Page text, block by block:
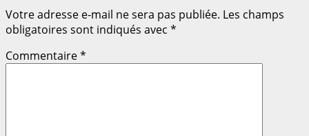
Votre adresse e-mail ne sera pas publiée. Les champs
obligatoires sont indiqués avec *
Commentaire*